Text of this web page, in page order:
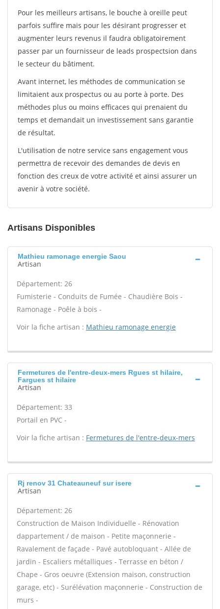
Pour les meilleurs artisans, le bouche à oreille peut
parfois suffire mais pour les désirant progresser et
augmenter leurs revenus il faudra obligatoirement
passer par un fournisseur de leads prospectsion dans
le secteur du bâtiment.
Avant internet, les méthodes de communication se
limitaient aux prospectus ou au porte à porte. Des
méthodes plus ou moins efficaces qui prenaient du
temps et demandait un investissement sans garantie
de résultat.
L'utilisation de notre service sans engagement vous
permettra de recevoir des demandes de devis en
fonction des creux de votre activité et ainsi assurer un
avenir à votre société.
Artisans Disponibles
Mathieu ramonage energie Saou
Artisan
Département: 26
Fumisterie - Conduits de Fumée - Chaudière Bois -
Ramonage - Poêle à bois -
Voir la fiche artisan : Mathieu ramonage energie
Fermetures de l'entre-deux-mers Rgues st hilaire,
Fargues st hilaire
Artisan
Département: 33
Portail en PVC -
Voir la fiche artisan : Fermetures de l'entre-deux-mers
Rj renov 31 Chateauneuf sur isere
Artisan
Département: 26
Construction de Maison Individuelle - Rénovation
dappartement / de maison - Petite maçonnerie -
Ravalement de façade - Pavé autobloquant - Allée de
jardin - Escaliers métalliques - Terrasse en béton /
Chape - Gros oeuvre (Extension maison, construction
garage, etc) - Surélévation maçonnerie - Construction de
murs -